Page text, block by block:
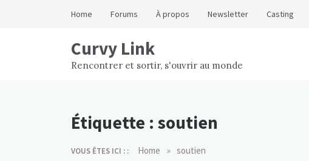
Home Forums À propos Newsletter Casting
Curvy Link
Rencontrer et sortir, s'ouvrir au monde
Étiquette : soutien
VOUS ÊTES ICI : : Home » soutien